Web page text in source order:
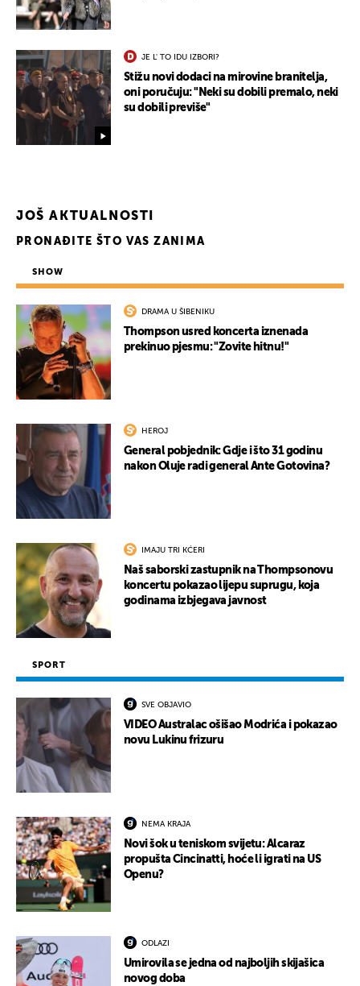
JE L' TO IDU IZBORI?
Stižu novi dodaci na mirovine branitelja,
oni poručuju: "Neki su dobili premalo, neki
su dobili previše"
JOŠ AKTUALNOSTI
PRONAĐITE ŠTO VAS ZANIMA
SHOW
DRAMA U ŠIBENIKU
Thompson usred koncerta iznenada
prekinuo pjesmu: "Zovite hitnu!"
HEROJ
General pobjednik: Gdje i što 31 godinu
nakon Oluje radi general Ante Gotovina?
IMAJU TRI KĆERI
Naš saborski zastupnik na Thompsonovu
koncertu pokazao lijepu suprugu, koja
godinama izbjegava javnost
SPORT
SVE OBJAVIO
VIDEO Australac ošišao Modrića i pokazao
novu Lukinu frizuru
NEMA KRAJA
Novi šok u teniskom svijetu: Alcaraz
propušta Cincinatti, hoće li igrati na US
Openu?
ODLAZI
Umirovila se jedna od najboljih skijašica
novog doba